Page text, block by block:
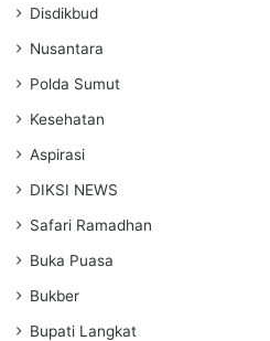
Disdikbud
Nusantara
Polda Sumut
Kesehatan
Aspirasi
DIKSI NEWS
Safari Ramadhan
Buka Puasa
Bukber
Bupati Langkat